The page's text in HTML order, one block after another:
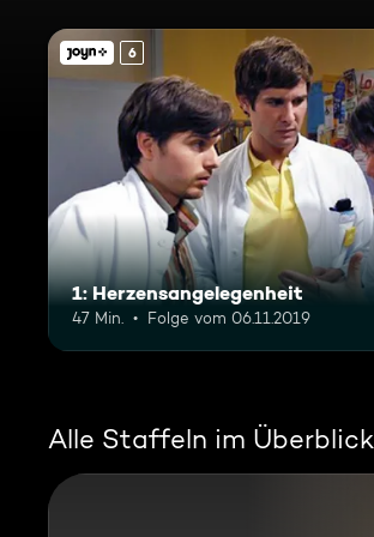
6
1: Herzensangelegenheit
47 Min. Folge vom 06.11.2019
Alle Staffeln im Überblick